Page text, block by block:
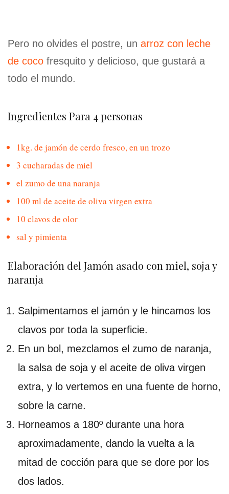
Pero no olvides el postre, un arroz con leche
de coco fresquito y delicioso, que gustará a
todo el mundo.
Ingredientes Para 4 personas
1kg. de jamón de cerdo fresco, en un trozo
3 cucharadas de miel
el zumo de una naranja
100 ml de aceite de oliva virgen extra
10 clavos de olor
sal y pimienta
Elaboración del Jamón asado con miel, soja y
naranja
Salpimentamos el jamón y le hincamos los
clavos por toda la superficie.
En un bol, mezclamos el zumo de naranja,
la salsa de soja y el aceite de oliva virgen
extra, y lo vertemos en una fuente de horno,
sobre la carne.
Horneamos a 180º durante una hora
aproximadamente, dando la vuelta a la
mitad de cocción para que se dore por los
dos lados.